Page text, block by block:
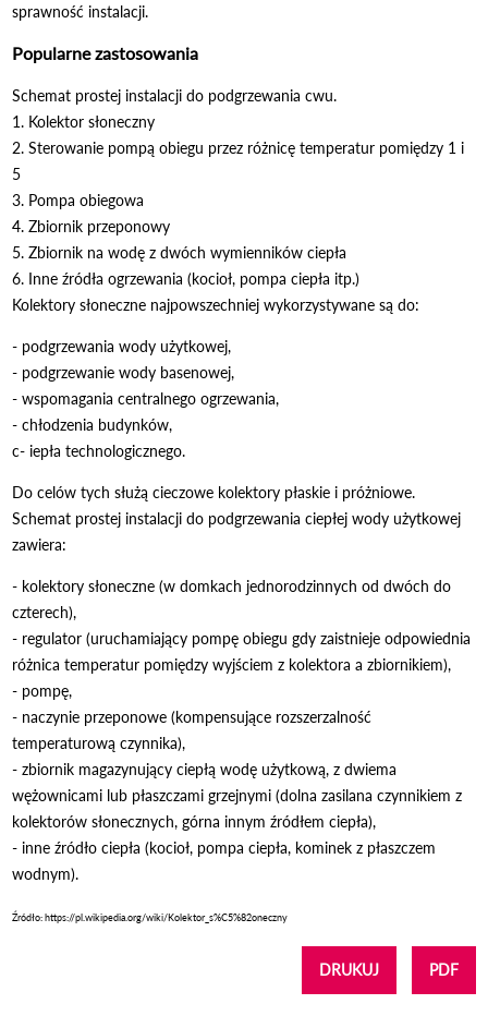
sprawność instalacji.
Popularne zastosowania
Schemat prostej instalacji do podgrzewania cwu.
1. Kolektor słoneczny
2. Sterowanie pompą obiegu przez różnicę temperatur pomiędzy 1 i
5
3. Pompa obiegowa
4. Zbiornik przeponowy
5. Zbiornik na wodę z dwóch wymienników ciepła
6. Inne źródła ogrzewania (kocioł, pompa ciepła itp.)
Kolektory słoneczne najpowszechniej wykorzystywane są do:
- podgrzewania wody użytkowej,
- podgrzewanie wody basenowej,
- wspomagania centralnego ogrzewania,
- chłodzenia budynków,
c- iepła technologicznego.
Do celów tych służą cieczowe kolektory płaskie i próżniowe.
Schemat prostej instalacji do podgrzewania ciepłej wody użytkowej
zawiera:
- kolektory słoneczne (w domkach jednorodzinnych od dwóch do
czterech),
- regulator (uruchamiający pompę obiegu gdy zaistnieje odpowiednia
różnica temperatur pomiędzy wyjściem z kolektora a zbiornikiem),
- pompę,
- naczynie przeponowe (kompensujące rozszerzalność
temperaturową czynnika),
- zbiornik magazynujący ciepłą wodę użytkową, z dwiema
wężownicami lub płaszczami grzejnymi (dolna zasilana czynnikiem z
kolektorów słonecznych, górna innym źródłem ciepła),
- inne źródło ciepła (kocioł, pompa ciepła, kominek z płaszczem
wodnym).
Źródło: https://pl.wikipedia.org/wiki/Kolektor_s%C5%82oneczny
DRUKUJ PDF